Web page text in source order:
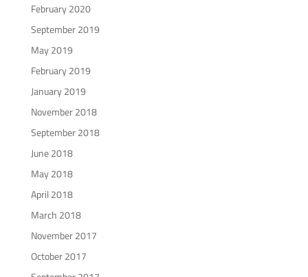
February 2020
September 2019
May 2019
February 2019
January 2019
November 2018
September 2018
June 2018
May 2018
April 2018
March 2018
November 2017
October 2017